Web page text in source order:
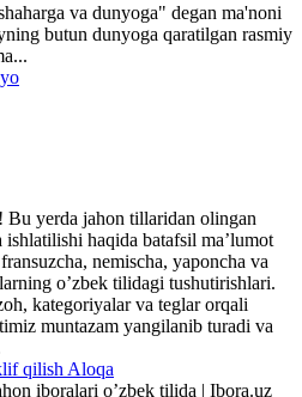
va dunyoga" degan ma'noni
butun dunyoga qaratilgan rasmiy
Bu yerda jahon tillaridan olingan
haqida batafsil maʼlumot
nemischa, yaponcha va
oʼzbek tilidagi tushutirishlari.
kategoriyalar va teglar orqali
muntazam yangilanib turadi va
qilish Aloqa
iboralari oʼzbek tilida | Ibora.uz